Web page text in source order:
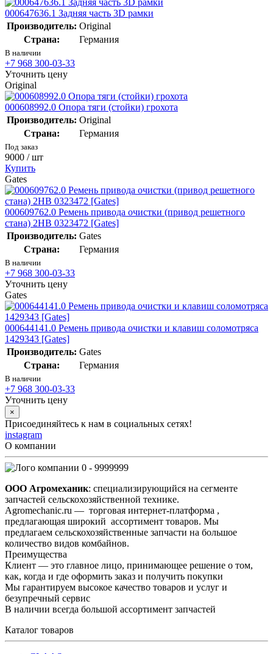
000647636.1 Задняя часть 3D рамки
Производитель: Original
Страна:
Германия
В наличии
+7 968 300-03-33
Уточнить цену
Original
000608992.0 Опора тяги (стойки) грохота
Производитель: Original
Страна:
Германия
Под заказ
9000 / шт
Купить
Gates
000609762.0 Ремень привода очистки (привод решетного
стана) 2НВ 0323472 [Gates]
Производитель: Gates
Страна:
Германия
В наличии
+7 968 300-03-33
Уточнить цену
Gates
000644141.0 Ремень привода очистки и клавиш соломотряса
1429343 [Gates]
Производитель: Gates
Страна:
Германия
В наличии
+7 968 300-03-33
Уточнить цену
×
Присоединяйтесь к нам в социальных сетях!
instagram
О компании
0 - 9999999
ООО Агромеханик: специализирующийся на сегменте
запчастей сельскохозяйственной технике.
Agromechanic.ru — торговая интернет-платформа ,
предлагающая широкий ассортимент товаров. Мы
предлагаем сельскохозяйственные запчасти на большое
количество видов комбайнов.
Преимущества
Клиент — это главное лицо, принимающее решение о том,
как, когда и где оформить заказ и получить покупки
Мы гарантируем высокое качество товаров и услуг и
безупречный сервис
В наличии всегда большой ассортимент запчастей
Каталог товаров